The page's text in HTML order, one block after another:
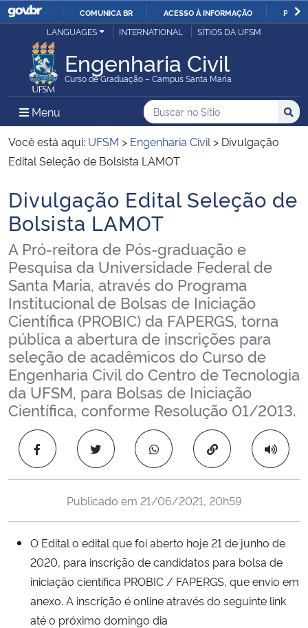
IR
O
COMUNICA BR ACESSO À INFORMAÇÃO
Ministério da Justiça e Segurança Pública
Ministério da Defesa
Ministério das Relações Exteriores
Ministério da Infraestrutura
Ministério da Agricultura, Pecuária e Abastecimento
Ministério da Educação
Ministério da Cidadania
Ministério da Saúde
Ministério de Minas e Energia
Ministério da Ciência, Tecnologia, Inovações e Comunicações
Ministério do Meio Ambiente
Ministério do Turismo
Ministério do Desenvolvimento Regional
Controladoria-Geral da União
LANGUAGES INTERNATIONAL SÍTIOS DA UFSM
Engenharia Civil
Curso de Graduação – Campus Santa Maria
Menu Menu Principal do Sítio
Busca
Buscar no no Sítio
Busca:
Você está aqui: UFSM > Engenharia Civil > Divulgação
Edital Seleção de Bolsista LAMOT
Início do conteúdo
Divulgação Edital Seleção de
Bolsista LAMOT
A Pró-reitora de Pós-graduação e
Pesquisa da Universidade Federal de
Santa Maria, através do Programa
Institucional de Bolsas de Iniciação
Científica (PROBIC) da FAPERGS, torna
pública a abertura de inscrições para
seleção de acadêmicos do Curso de
Engenharia Civil do Centro de Tecnologia
da UFSM, para Bolsas de Iniciação
Científica, conforme Resolução 01/2013.
Copiar para área
Publicado em 21/06/2021, 20h59
O Edital o edital que foi aberto hoje 21 de junho de
2020, para inscrição de candidatos para bolsa de
iniciação científica PROBIC / FAPERGS, que envio em
anexo. A inscrição é online através do seguinte link
até o próximo domingo dia